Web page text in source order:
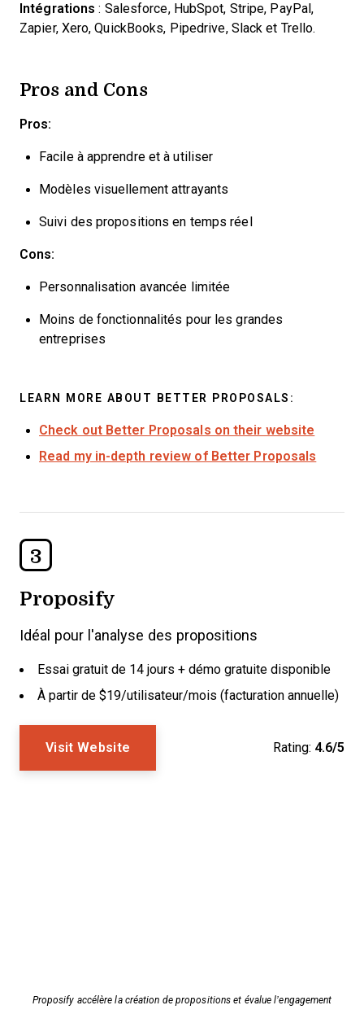
Intégrations : Salesforce, HubSpot, Stripe, PayPal,
Zapier, Xero, QuickBooks, Pipedrive, Slack et Trello.
Pros and Cons
Pros:
Facile à apprendre et à utiliser
Modèles visuellement attrayants
Suivi des propositions en temps réel
Cons:
Personnalisation avancée limitée
Moins de fonctionnalités pour les grandes
entreprises
LEARN MORE ABOUT BETTER PROPOSALS:
Check out Better Proposals on their website
Read my in-depth review of Better Proposals
3
Proposify
Idéal pour l'analyse des propositions
Essai gratuit de 14 jours + démo gratuite disponible
À partir de $19/utilisateur/mois (facturation annuelle)
Visit Website Rating: 4.6/5
Proposify accélère la création de propositions et évalue l’engagement